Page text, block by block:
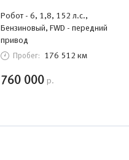
Робот - 6, 1,8, 152 л.с.,
Бензиновый, FWD - передний
привод
Пробег: 176 512 км
760 000 р.